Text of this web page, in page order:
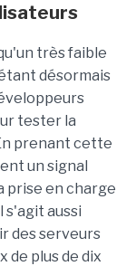
très faible
désormais
tester la
prenant cette
un signal
prise en charge
s'agit aussi
des serveurs
de plus de dix